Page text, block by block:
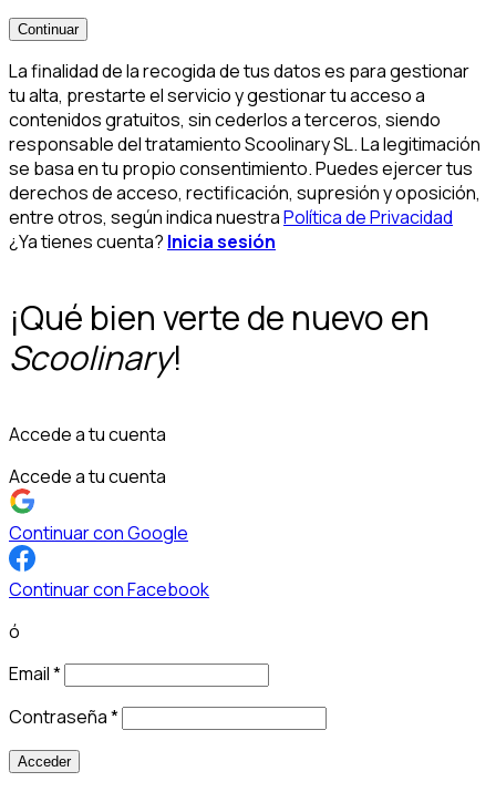
Continuar
La finalidad de la recogida de tus datos es para gestionar
tu alta, prestarte el servicio y gestionar tu acceso a
contenidos gratuitos, sin cederlos a terceros, siendo
responsable del tratamiento Scoolinary SL. La legitimación
se basa en tu propio consentimiento. Puedes ejercer tus
derechos de acceso, rectificación, supresión y oposición,
entre otros, según indica nuestraPolítica de Privacidad
¿Ya tienes cuenta? Inicia sesión
¡Qué bien verte de nuevo en
Scoolinary!
Accede a tu cuenta
Accede a tu cuenta
Continuar con Google
Continuar con Facebook
ó
Email*
Contraseña*
Acceder